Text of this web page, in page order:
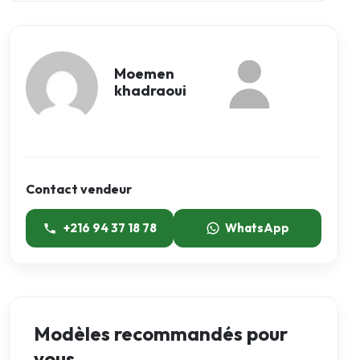
Moemen
khadraoui
Contact vendeur
+216 94 37 18 78 WhatsApp
Modèles recommandés pour